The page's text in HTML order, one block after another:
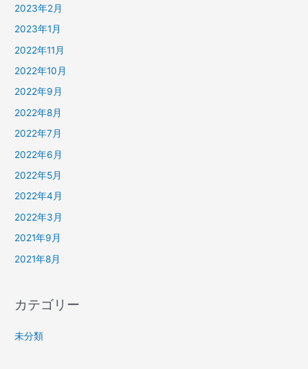
2023年2月
2023年1月
2022年11月
2022年10月
2022年9月
2022年8月
2022年7月
2022年6月
2022年5月
2022年4月
2022年3月
2021年9月
2021年8月
カテゴリー
未分類